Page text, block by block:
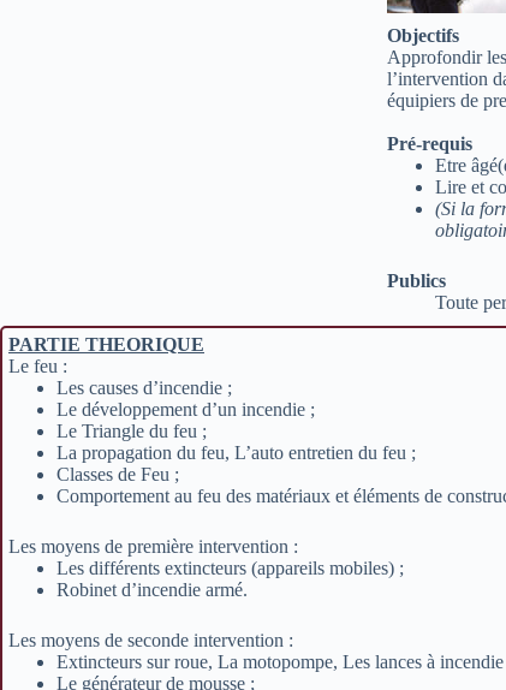
Objectifs
Approfondir
l’intervention
équipiers de
Pré-requis
Etre
Lire et
(Si la
Publics
Toute
PARTIE THEORIQUE
Le feu :
Les causes d’incendie ;
Le développement d’un incendie ;
Le Triangle du feu ;
La propagation du feu, L’auto entretien du feu ;
Classes de Feu ;
Comportement au feu des matériaux et éléments de
Les moyens de première intervention :
Les différents extincteurs (appareils mobiles) ;
Robinet d’incendie armé.
Les moyens de seconde intervention :
Extincteurs sur roue, La motopompe, Les lances à incendie
Le générateur de mousse ;